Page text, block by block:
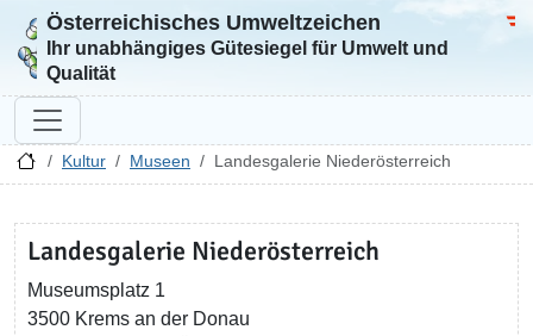
Zur Startseite
Österreichisches Umweltzeichen
Ihr unabhängiges Gütesiegel für Umwelt und
Qualität
Kultur Museen Landesgalerie Niederösterreich
Landesgalerie Niederösterreich
Museumsplatz 1
3500 Krems an der Donau